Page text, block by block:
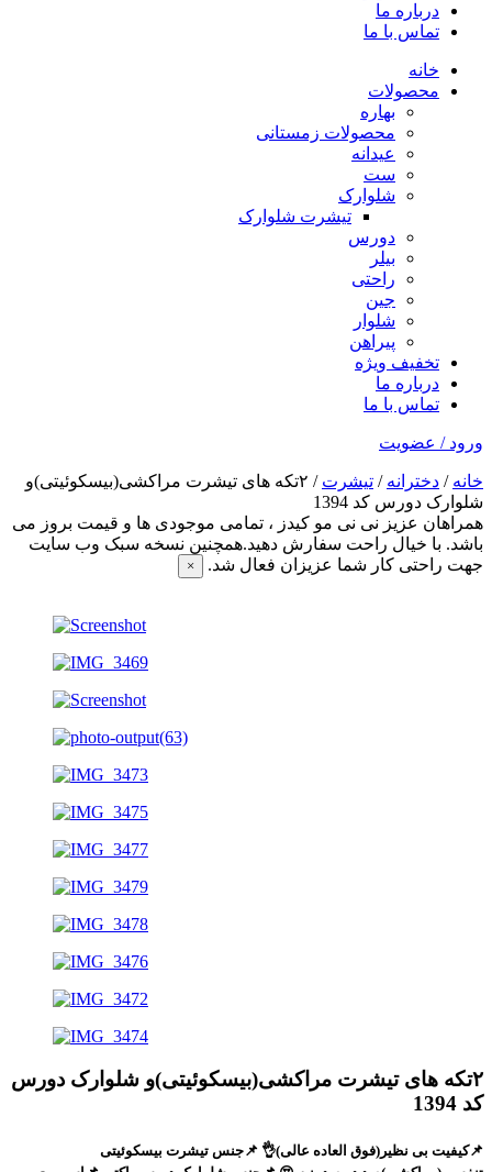
درباره ما
تماس با ما
خانه
محصولات
بهاره
محصولات زمستانی
عیدانه
ست
شلوارک
تیشرت شلوارک
دورس
بیلر
راحتی
جین
شلوار
پیراهن
تخفیف ویژه
درباره ما
تماس با ما
ورود / عضویت
خانه / دخترانه / تیشرت
/ ۲تکه های تیشرت مراکشی(بیسکوئیتی)و
شلوارک دورس کد 1394
همراهان عزیز نی نی مو کیدز ، تمامی موجودی ها و قیمت بروز می
باشد. با خیال راحت سفارش دهید.همچنین نسخه سبک وب سایت
جهت راحتی کار شما عزیزان فعال شد.
×
۲تکه های تیشرت مراکشی(بیسکوئیتی)و شلوارک دورس
کد 1394
📌کیفیت بی نظیر(فوق العاده عالی)👌 📌جنس تیشرت بیسکوئیتی